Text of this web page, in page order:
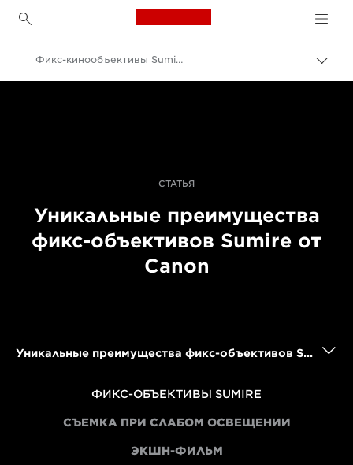
Canon Logo, back to
Фикс-кинообъективы Sumire на съемках
СТАТЬЯ
Уникальные преимущества
фикс-объективов Sumire от
Canon
Уникальные преимущества фикс-объективов Sumire от Canon
ФИКС-ОБЪЕКТИВЫ SUMIRE
СЪЕМКА ПРИ СЛАБОМ ОСВЕЩЕНИИ
ЭКШН-ФИЛЬМ